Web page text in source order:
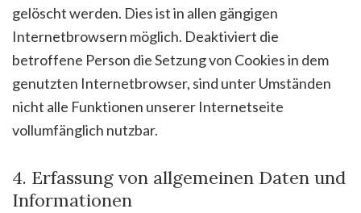
gelöscht werden. Dies ist in allen gängigen
Internetbrowsern möglich. Deaktiviert die
betroffene Person die Setzung von Cookies in dem
genutzten Internetbrowser, sind unter Umständen
nicht alle Funktionen unserer Internetseite
vollumfänglich nutzbar.
4. Erfassung von allgemeinen Daten und
Informationen